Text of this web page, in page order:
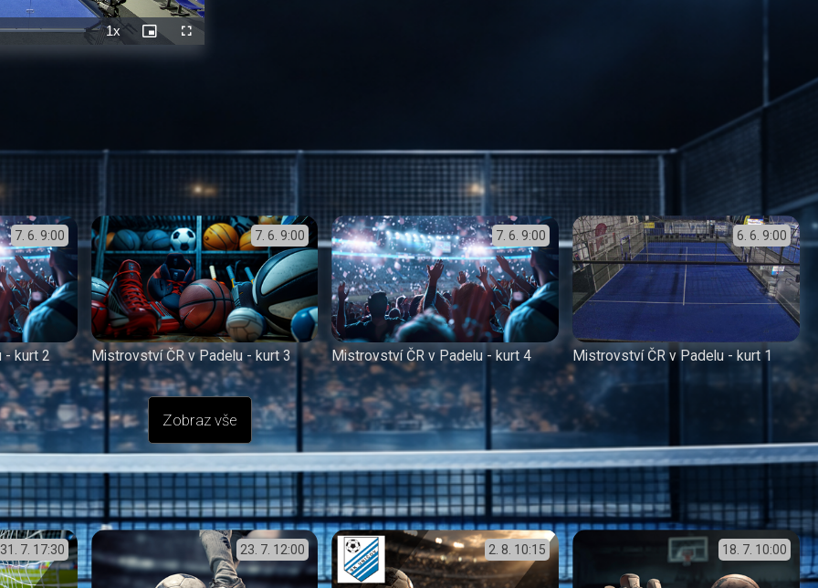
1xRychlost
přehrávání
Picture-
Celá
obrazovka
7. 6. 9:00
- kurt 2
7. 6. 9:00
Mistrovství ČR v Padelu - kurt 3
7. 6. 9:00
Mistrovství ČR v Padelu - kurt 4
6. 6. 9:00
Mistrovství ČR v Padelu - kurt 1
Zobraz vše
31. 7. 17:30 23. 7. 12:00 2. 8. 10:15 18. 7. 10:00